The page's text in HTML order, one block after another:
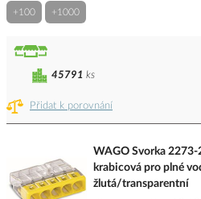
+100 +1000
Přidat k porovnání
45791 ks
WAGO Svorka
krabicová pro plné
žlutá/transparentní